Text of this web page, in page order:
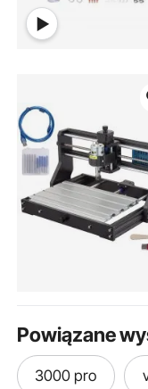
Powiązane
3000 pro